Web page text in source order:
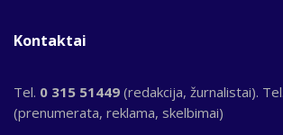
Kontaktai
Tel. 0 315 51449 (redakcija, žurnalistai). Tel.
(prenumerata, reklama, skelbimai)